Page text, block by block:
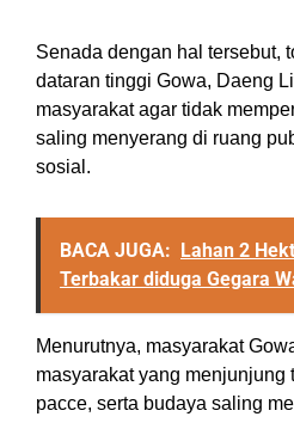
Senada dengan hal tersebut,
dataran tinggi Gowa, Daeng
masyarakat agar tidak
saling menyerang di ruang
sosial.
BACA JUGA: Lahan 2
Terbakar diduga Gegara
Menurutnya, masyarakat
masyarakat yang menjunjung
pacce, serta budaya saling